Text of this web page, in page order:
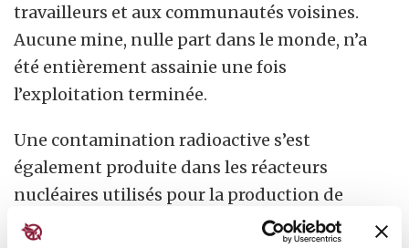
travailleurs et aux communautés voisines.
Aucune mine, nulle part dans le monde, n’a
été entièrement assainie une fois
l’exploitation terminée.
Une contamination radioactive s’est
également produite dans les réacteurs
nucléaires utilisés pour la production de
plutonium destiné aux armes nucléaires. À la